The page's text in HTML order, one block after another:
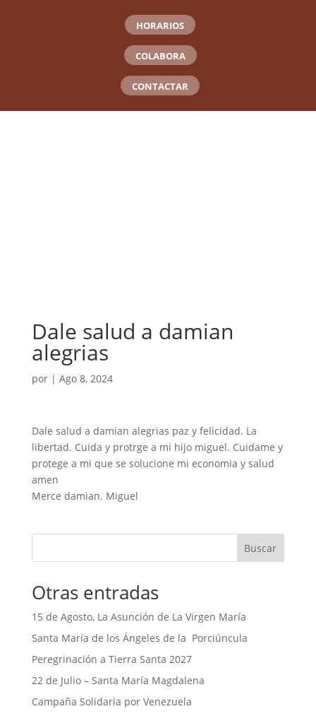
HORARIOS
COLABORA
CONTACTAR
Dale salud a damian
alegrias
por | Ago 8, 2024
Dale salud a damian alegrias paz y felicidad. La
libertad. Cuida y protrge a mi hijo miguel. Cuidame y
protege a mi que se solucione mi economia y salud
amen
Merce damian. Miguel
Buscar
Otras entradas
15 de Agosto, La Asunción de La Virgen María
Santa María de los Ángeles de la Porciúncula
Peregrinación a Tierra Santa 2027
22 de Julio – Santa María Magdalena
Campaña Solidaria por Venezuela